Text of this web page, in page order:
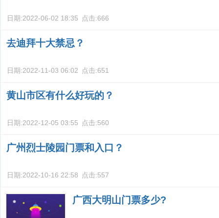
日期:2022-06-02 18:35 点击:666
去迪拜十大禁忌？
日期:2022-11-03 06:02 点击:651
黄山市区有什么好玩的？
日期:2022-12-05 03:55 点击:560
广州烈士陵园门票和入口？
日期:2022-10-16 22:58 点击:557
广西大明山门票多少?